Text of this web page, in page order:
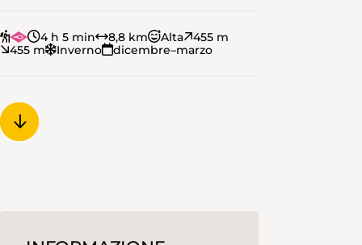
4 h 5 min 8,8 km Alta
455 m
455 m
Inverno dicembre–marzo